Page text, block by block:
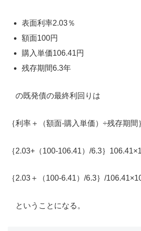
表面利率2.03％
額面100円
購入単価106.41円
残存期間6.3年
の既発債の最終利回りは
｛利率＋（額面-購入単価）÷残存期
｛2.03+（100-106.41）/6.3｝
｛2.03＋（100-6.41）/6.3｝/
ということになる。